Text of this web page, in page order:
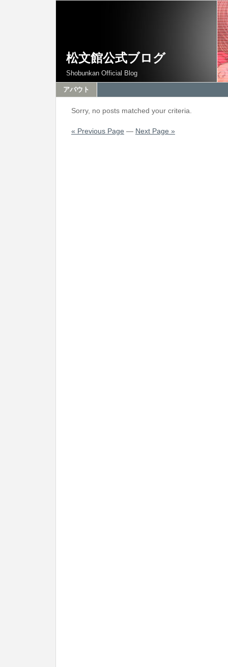
松文館公式ブログ
Shobunkan Official Blog
アバウト
Sorry, no posts matched your criteria.
« Previous Page — Next Page »